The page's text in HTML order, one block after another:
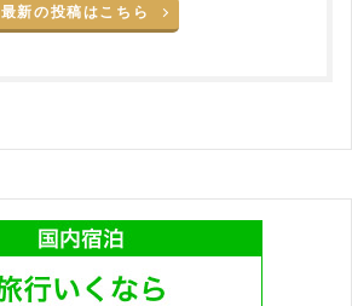
最新の投稿はこちら